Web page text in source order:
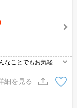
なことでもお気軽に
細を見る